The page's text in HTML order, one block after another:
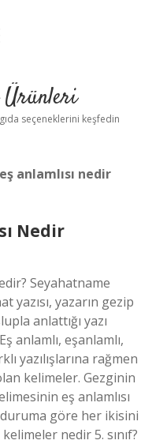
Ürünleri
seçeneklerini keşfedin
anlamlısı nedir
Nedir
Seyahatname
yazısı, yazarın gezip
anlattığı yazı
anlamlı, eşanlamlı,
yazılışlarına rağmen
kelimeler. Gezginin
eş anlamlısı
göre her ikisini
nedir 5. sınıf?